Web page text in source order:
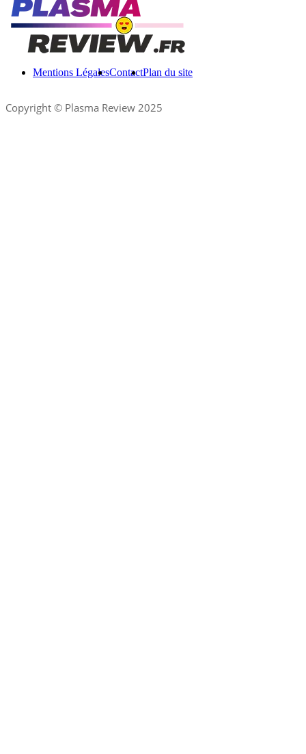
Mentions LégalesContactPlan du site
Copyright © Plasma Review 2025